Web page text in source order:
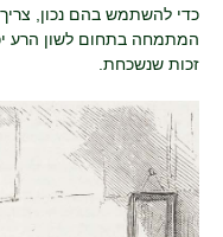
כדי להשתמש בהם נכון,
המתמחה בתחום לשון הרע
זכות שנשכחת.